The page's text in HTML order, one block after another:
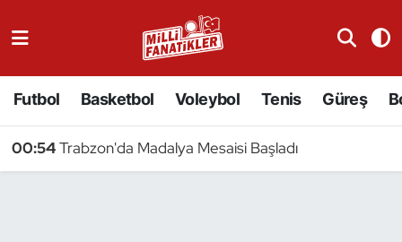
Futbol Basketbol Voleybol Tenis Güreş
00:54Trabzon'da Madalya Mesaisi Başladı
Badminton